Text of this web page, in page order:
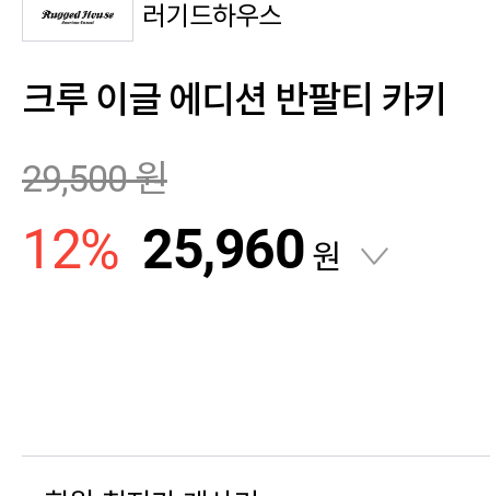
러기드하우스
크루 이글 에디션 반팔티 카키
29,500원
12% 25,960 원